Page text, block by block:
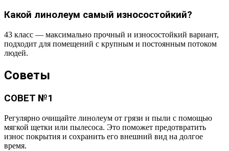
Какой линолеум самый износостойкий?
43 класс — максимально прочный и износостойкий вариант,
подходит для помещений с крупным и постоянным потоком
людей.
Советы
СОВЕТ №1
Регулярно очищайте линолеум от грязи и пыли с помощью
мягкой щетки или пылесоса. Это поможет предотвратить
износ покрытия и сохранить его внешний вид на долгое
время.